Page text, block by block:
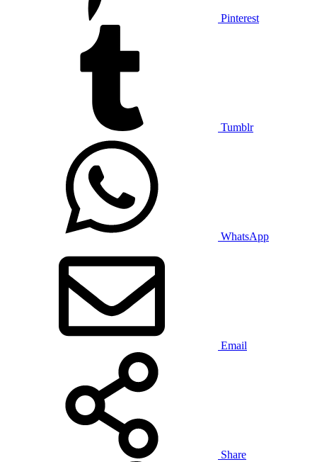
Pinterest
Tumblr
WhatsApp
Email
Share